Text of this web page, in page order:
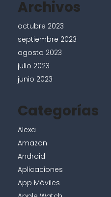
Archivos
octubre 2023
septiembre 2023
agosto 2023
julio 2023
junio 2023
Categorías
Alexa
Amazon
Android
Aplicaciones
App Móviles